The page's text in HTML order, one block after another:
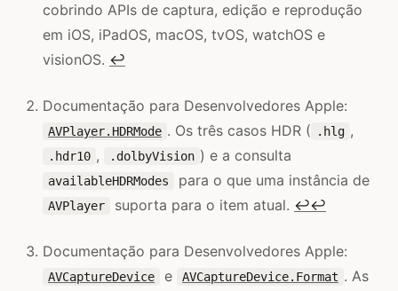
cobrindo APIs de captura, edição e reprodução
em iOS, iPadOS, macOS, tvOS, watchOS e
visionOS. ↩
Documentação para Desenvolvedores Apple:
AVPlayer.HDRMode . Os três casos HDR ( .hlg ,
.hdr10 , .dolbyVision ) e a consulta
availableHDRModes para o que uma instância de
AVPlayer suporta para o item atual. ↩↩
Documentação para Desenvolvedores Apple:
AVCaptureDevice e AVCaptureDevice.Format . As